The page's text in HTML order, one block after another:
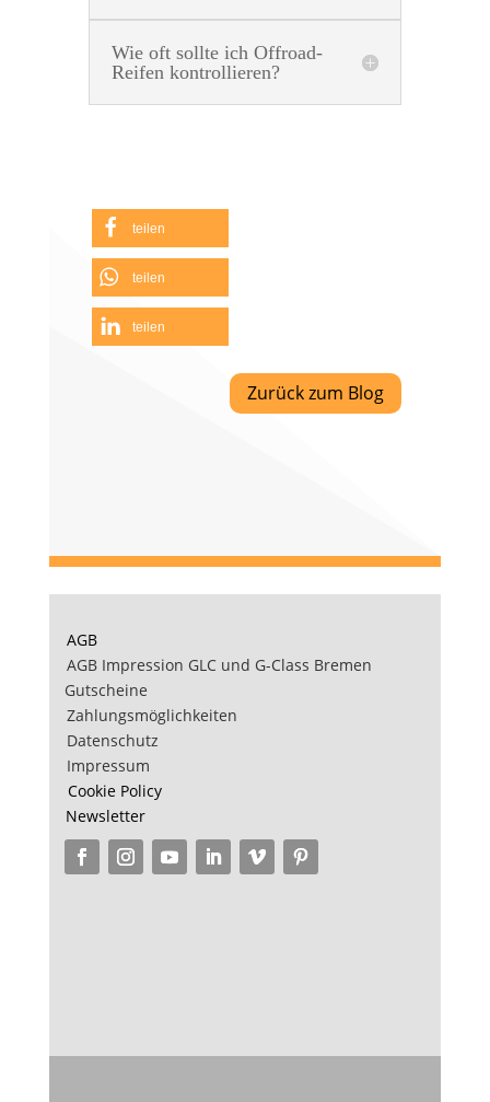
Wie oft sollte ich Offroad-
Reifen kontrollieren?
teilen
teilen
teilen
Zurück zum Blog
AGB
AGB Impression GLC und G-Class Bremen
Gutscheine
Zahlungsmöglichkeiten
Datenschutz
Impressum
Cookie Policy
Newsletter